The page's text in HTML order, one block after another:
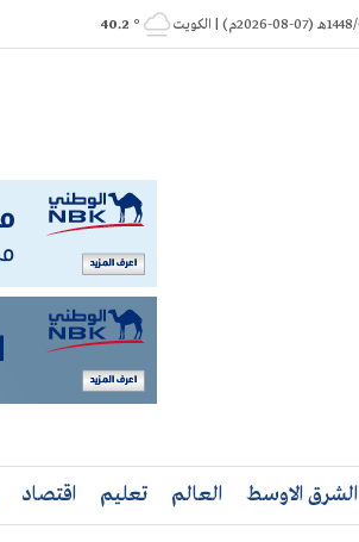
° 40.2
الشرق الاوسط العالم تعليم اقتصاد